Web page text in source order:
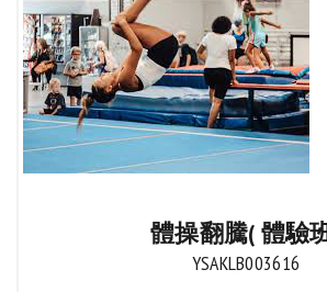
體操翻騰( 體驗
YSAKLB003616